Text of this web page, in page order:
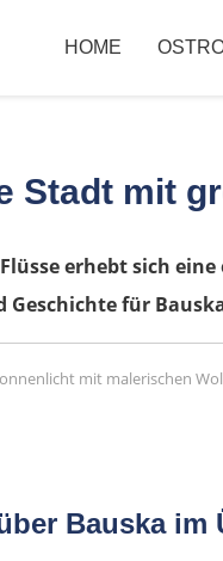
HOME
Stadt mit
erhebt sich
Geschichte für
Bauska im